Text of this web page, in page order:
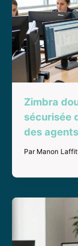
Zimbra
sécurisée
des
Par Manon